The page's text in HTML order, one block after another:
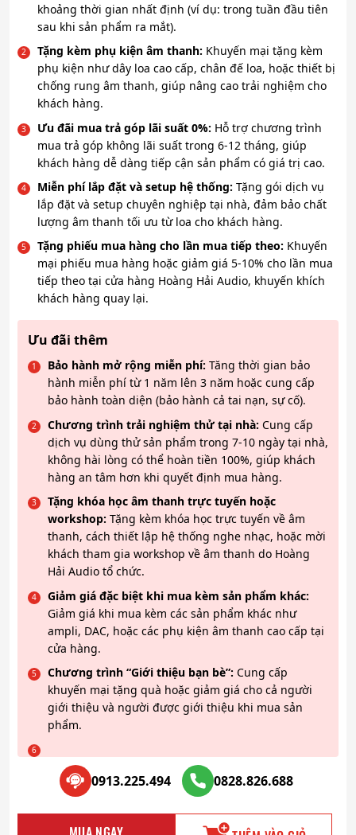
khoảng thời gian nhất định (ví dụ: trong tuần đầu tiên
sau khi sản phẩm ra mắt).
Tặng kèm phụ kiện âm thanh: Khuyến mại tặng kèm
phụ kiện như dây loa cao cấp, chân đế loa, hoặc thiết bị
chống rung âm thanh, giúp nâng cao trải nghiệm cho
khách hàng.
Ưu đãi mua trả góp lãi suất 0%: Hỗ trợ chương trình
mua trả góp không lãi suất trong 6-12 tháng, giúp
khách hàng dễ dàng tiếp cận sản phẩm có giá trị cao.
Miễn phí lắp đặt và setup hệ thống: Tặng gói dịch vụ
lắp đặt và setup chuyên nghiệp tại nhà, đảm bảo chất
lượng âm thanh tối ưu từ loa cho khách hàng.
Tặng phiếu mua hàng cho lần mua tiếp theo: Khuyến
mại phiếu mua hàng hoặc giảm giá 5-10% cho lần mua
tiếp theo tại cửa hàng Hoàng Hải Audio, khuyến khích
khách hàng quay lại.
Ưu đãi thêm
Bảo hành mở rộng miễn phí: Tăng thời gian bảo
hành miễn phí từ 1 năm lên 3 năm hoặc cung cấp
bảo hành toàn diện (bảo hành cả tai nạn, sự cố).
Chương trình trải nghiệm thử tại nhà: Cung cấp
dịch vụ dùng thử sản phẩm trong 7-10 ngày tại nhà,
không hài lòng có thể hoàn tiền 100%, giúp khách
hàng an tâm hơn khi quyết định mua hàng.
Tặng khóa học âm thanh trực tuyến hoặc
workshop: Tặng kèm khóa học trực tuyến về âm
thanh, cách thiết lập hệ thống nghe nhạc, hoặc mời
khách tham gia workshop về âm thanh do Hoàng
Hải Audio tổ chức.
Giảm giá đặc biệt khi mua kèm sản phẩm khác:
Giảm giá khi mua kèm các sản phẩm khác như
ampli, DAC, hoặc các phụ kiện âm thanh cao cấp tại
cửa hàng.
Chương trình “Giới thiệu bạn bè”: Cung cấp
khuyến mại tặng quà hoặc giảm giá cho cả người
giới thiệu và người được giới thiệu khi mua sản
phẩm.
0913.225.494 0828.826.688